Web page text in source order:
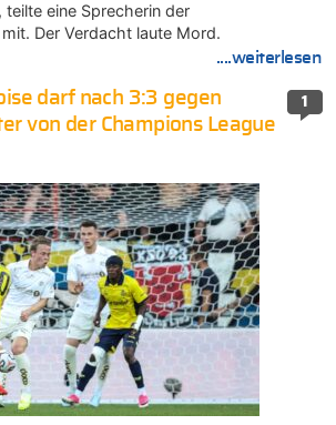
eine Sprecherin der
Der Verdacht laute Mord.
....weiterlesen
1
darf nach 3:3 gegen
von der Champions League